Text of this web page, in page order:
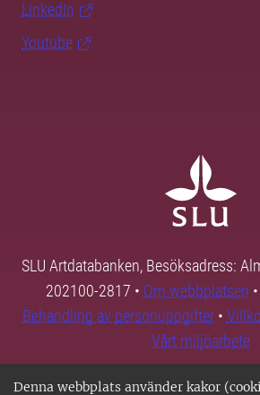
Denna webbplats använder kakor
LinkedIn
Youtube
SLU Artdatabanken, Besöksadress:
202100-2817 • Om webbplatsen •
Behandling av personuppgifter•
Vårt miljöarbete